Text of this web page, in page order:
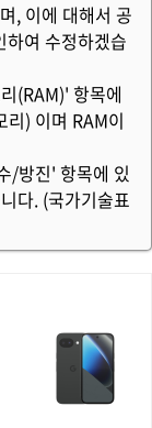
, 이에 대해서 공
하여 수정하겠습
(RAM)' 항목에
) 이며 RAM이
/방진' 항목에 있
다. (국가기술표